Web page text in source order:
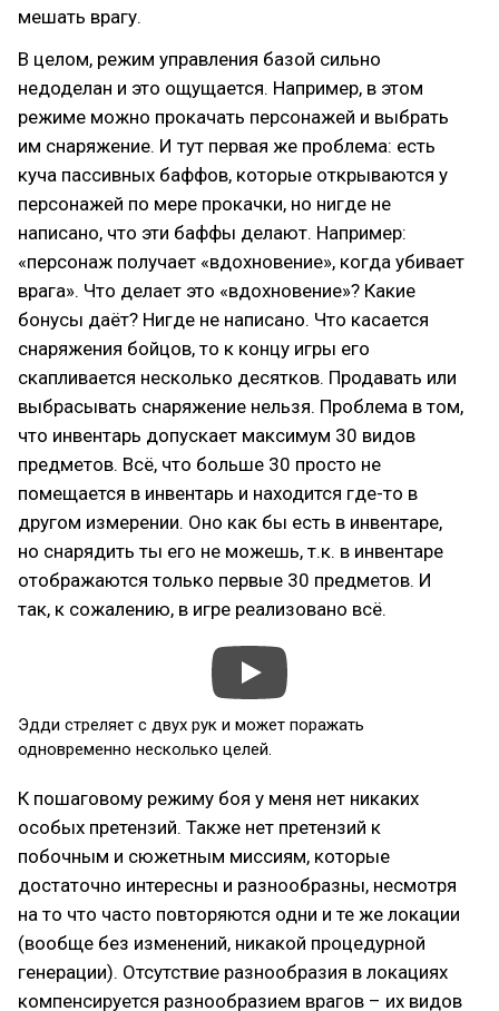
мешать врагу.
В целом, режим управления базой сильно
недоделан и это ощущается. Например, в этом
режиме можно прокачать персонажей и выбрать
им снаряжение. И тут первая же проблема: есть
куча пассивных баффов, которые открываются у
персонажей по мере прокачки, но нигде не
написано, что эти баффы делают. Например:
«персонаж получает «вдохновение», когда убивает
врага». Что делает это «вдохновение»? Какие
бонусы даёт? Нигде не написано. Что касается
снаряжения бойцов, то к концу игры его
скапливается несколько десятков. Продавать или
выбрасывать снаряжение нельзя. Проблема в том,
что инвентарь допускает максимум 30 видов
предметов. Всё, что больше 30 просто не
помещается в инвентарь и находится где-то в
другом измерении. Оно как бы есть в инвентаре,
но снарядить ты его не можешь, т.к. в инвентаре
отображаются только первые 30 предметов. И
так, к сожалению, в игре реализовано всё.
Эдди стреляет с двух рук и может поражать
одновременно несколько целей.
К пошаговому режиму боя у меня нет никаких
особых претензий. Также нет претензий к
побочным и сюжетным миссиям, которые
достаточно интересны и разнообразны, несмотря
на то что часто повторяются одни и те же локации
(вообще без изменений, никакой процедурной
генерации). Отсутствие разнообразия в локациях
компенсируется разнообразием врагов – их видов